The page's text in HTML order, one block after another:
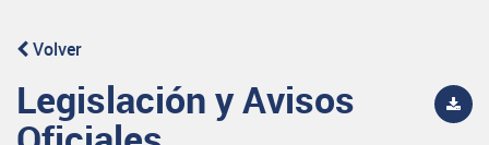
Volver
Legislación y Avisos